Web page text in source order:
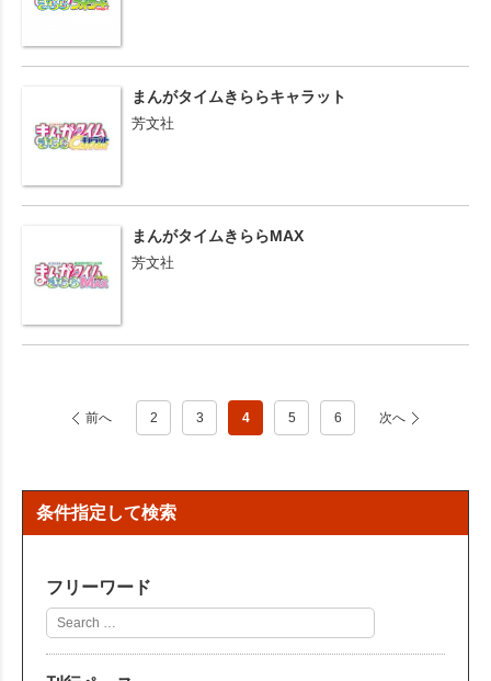
まんがタイムきららキャラット
芳文社
まんがタイムきららMAX
芳文社
前へ 2 3 4 5 6 次へ
条件指定して検索
フリーワード
フ
リ
ー